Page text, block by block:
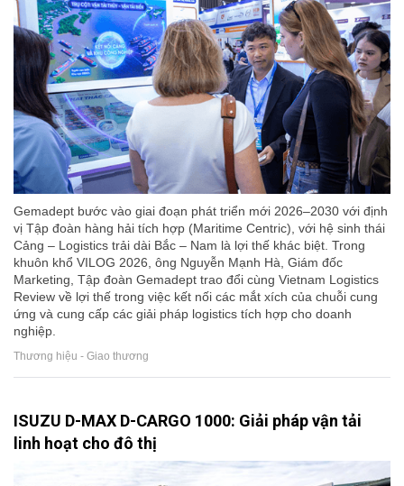
Gemadept bước vào giai đoạn phát triển mới 2026–2030 với định
vị Tập đoàn hàng hải tích hợp (Maritime Centric), với hệ sinh thái
Cảng – Logistics trải dài Bắc – Nam là lợi thế khác biệt. Trong
khuôn khổ VILOG 2026, ông Nguyễn Mạnh Hà, Giám đốc
Marketing, Tập đoàn Gemadept trao đổi cùng Vietnam Logistics
Review về lợi thế trong việc kết nối các mắt xích của chuỗi cung
ứng và cung cấp các giải pháp logistics tích hợp cho doanh
nghiệp.
Thương hiệu - Giao thương
ISUZU D-MAX D-CARGO 1000: Giải pháp vận tải
linh hoạt cho đô thị